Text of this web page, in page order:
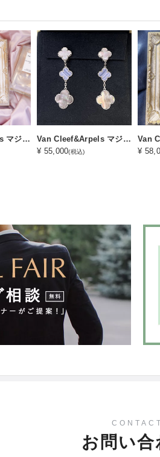
Van Cleef&Arpels マジックアルハンブラ４モチーフピアス（S-1レンタルコース）
Van Cleef&Arpels マジックアルハンブラ３モチーフピアス（S-2レンタルコース）
¥ 55,000(税込)
¥
CONTACT
お問い合